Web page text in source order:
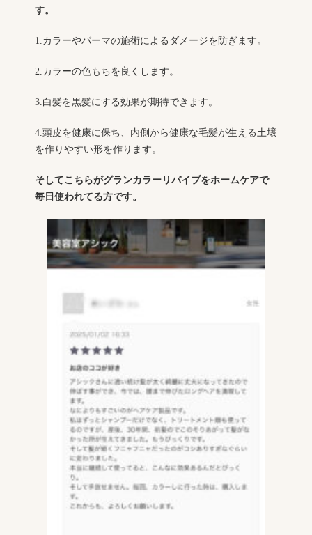
す。
1.カラーやパーマの施術によるダメージを防ぎます。
2.カラーの色もちを良くします。
3.白髪を黒髪にする効果が期待できます。
4.頭皮を健康に保ち、内側から健康な毛髪が生える土壌
を作りやすい形を作ります。
そしてこちらがグランカラーリバイブをホームケアで
毎日使われてる方です。